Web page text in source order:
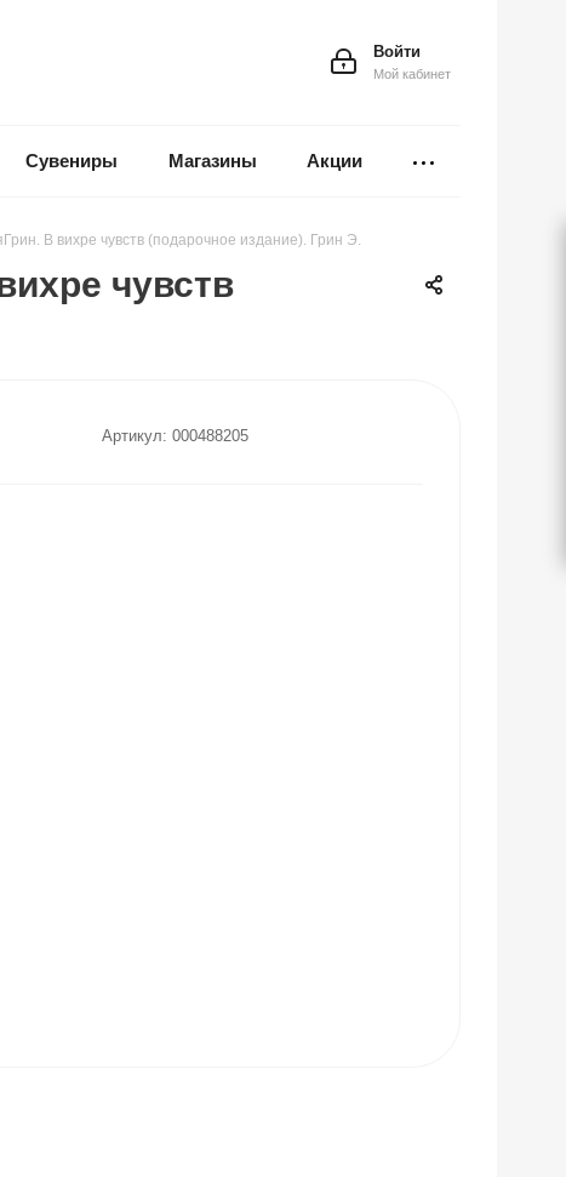
Войти
Мой кабинет
Сувениры Магазины Акции
В вихре чувств (подарочное издание). Грин Э.
чувств
Артикул: 000488205